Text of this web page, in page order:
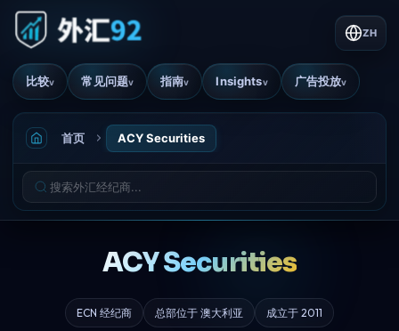
比较v 常见问题v 指南v Insightsv 广告投放v
ZH
首页 ACY Securities
ACY Securities
ECN 经纪商 总部位于 澳大利亚 成立于 2011